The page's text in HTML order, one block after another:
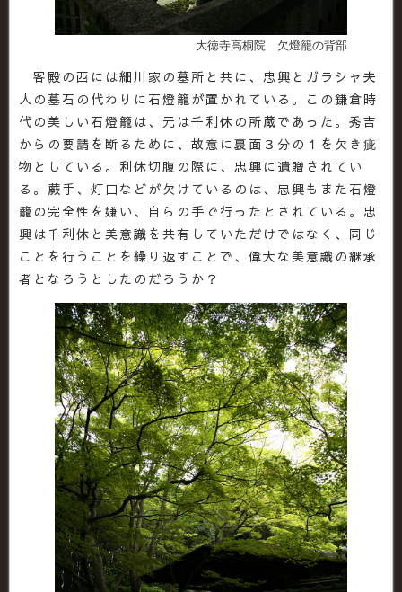
大徳寺高桐院 欠燈籠の背部
客殿の西には細川家の墓所と共に、忠興とガラシャ夫
人の墓石の代わりに石燈籠が置かれている。この鎌倉時
代の美しい石燈籠は、元は千利休の所蔵であった。秀吉
からの要請を断るために、故意に裏面３分の１を欠き疵
物としている。利休切腹の際に、忠興に遺贈されてい
る。蕨手、灯口などが欠けているのは、忠興もまた石燈
籠の完全性を嫌い、自らの手で行ったとされている。忠
興は千利休と美意識を共有していただけではなく、同じ
ことを行うことを繰り返すことで、偉大な美意識の継承
者となろうとしたのだろうか？